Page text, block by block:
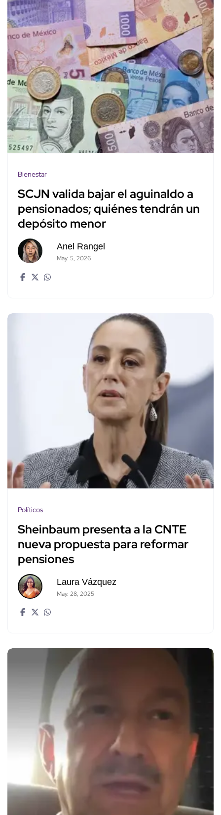
Bienestar
SCJN valida bajar el aguinaldo a
pensionados; quiénes tendrán un
depósito menor
Anel Rangel
May. 5, 2026
Políticos
Sheinbaum presenta a la CNTE
nueva propuesta para reformar
pensiones
Laura Vázquez
May. 28, 2025